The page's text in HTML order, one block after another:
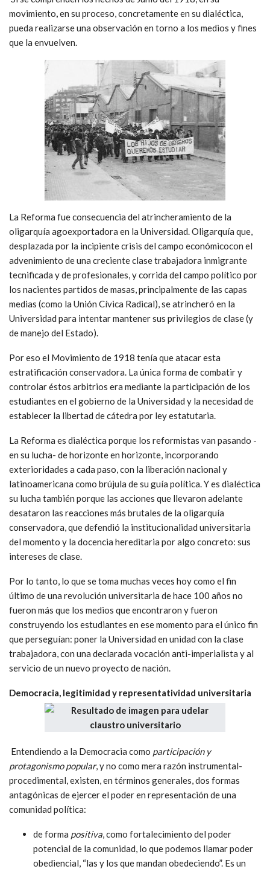
movimiento en su proceso, concretamente en su dialéctica,
pueda realizarse una observación en torno a los medios y fines
que la envuelven.
La Reforma fue consecuencia del atrincheramiento de la
oligarquía agoexportadora en la Universidad. Oligarquía que,
desplazada por la incipiente crisis del campo económicocon el
advenimiento de una creciente clase trabajadora inmigrante
tecnificada y de profesionales, y corrida del campo político por
los nacientes partidos de masas, principalmente de las capas
medias (como la Unión Cívica Radical), se atrincheró en la
Universidad para intentar mantener sus privilegios de clase (y
de manejo del Estado).
Por eso el Movimiento de 1918 tenía que atacar esta
estratificación conservadora. La única forma de combatir y
controlar éstos arbitrios era mediante la participación de los
estudiantes en el gobierno de la Universidad y la necesidad de
establecer la libertad de cátedra por ley estatutaria.
La Reforma es dialéctica porque los reformistas van pasando -
en su lucha- de horizonte en horizonte, incorporando
exterioridades a cada paso, con la liberación nacional y
latinoamericana como brújula de su guía política. Y es dialéctica
su lucha también porque las acciones que llevaron adelante
desataron las reacciones más brutales de la oligarquía
conservadora, que defendió la institucionalidad universitaria
del momento y la docencia hereditaria por algo concreto: sus
intereses de clase.
Por lo tanto, lo que se toma muchas veces hoy como el fin
último de una revolución universitaria de hace 100 años no
fueron más que los medios que encontraron y fueron
construyendo los estudiantes en ese momento para el único fin
que perseguían: poner la Universidad en unidad con la clase
trabajadora, con una declarada vocación anti-imperialista y al
servicio de un nuevo proyecto de nación.
Democracia, legitimidad y representatividad universitaria
Entendiendo a la Democracia como participación y
protagonismo popular, y no como mera razón instrumental-
procedimental, existen, en términos generales, dos formas
antagónicas de ejercer el poder en representación de una
comunidad política:
de forma positiva , como fortalecimiento del poder
potencial de la comunidad, lo que podemos llamar poder
obediencial, “las y los que mandan obedeciendo”. Es un